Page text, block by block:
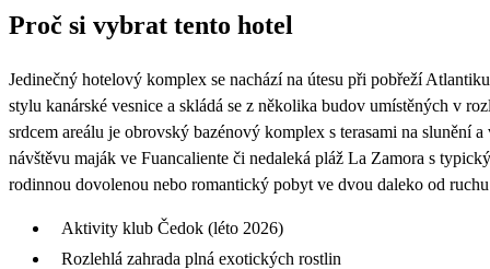
22 490
Proč si vybrat tento hotel
Jedinečný hotelový komplex se nachází na útesu při pobřeží
stylu kanárské vesnice a skládá se z několika budov umístěných v
srdcem areálu je obrovský bazénový komplex s terasami na slunění
návštěvu maják ve Fuancaliente či nedaleká pláž La Zamora s
rodinnou dovolenou nebo romantický pobyt ve dvou daleko od
Aktivity klub Čedok (léto 2026)
Rozlehlá zahrada plná exotických rostlin